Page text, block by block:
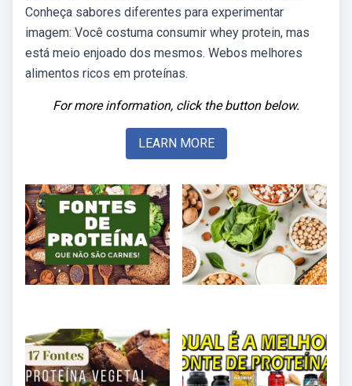
Conheça sabores diferentes para experimentar
imagem: Você costuma consumir whey protein, mas
está meio enjoado dos mesmos. Webos melhores
alimentos ricos em proteínas.
For more information, click the button below.
LEARN MORE